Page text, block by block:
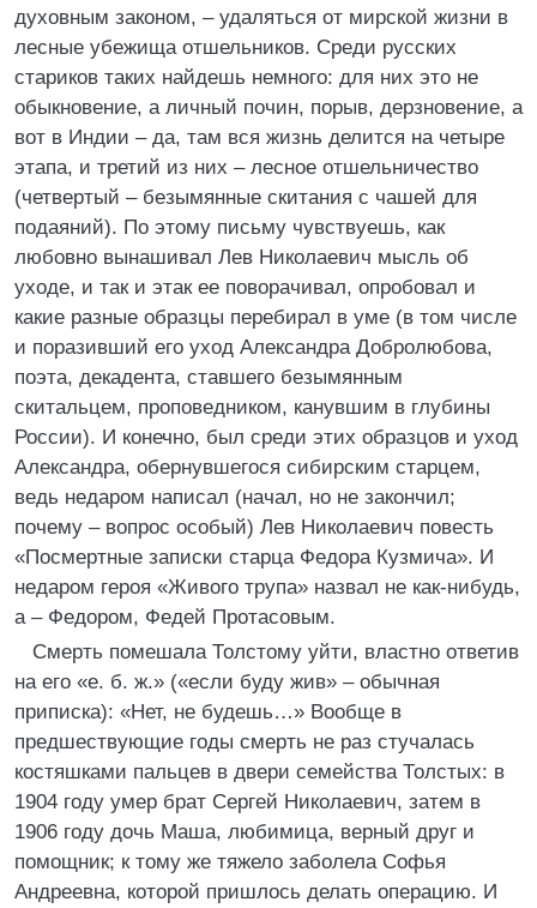
духовным законом, – удаляться от мирской жизни в
лесные убежища отшельников. Среди русских
стариков таких найдешь немного: для них это не
обыкновение, а личный почин, порыв, дерзновение, а
вот в Индии – да, там вся жизнь делится на четыре
этапа, и третий из них – лесное отшельничество
(четвертый – безымянные скитания с чашей для
подаяний). По этому письму чувствуешь, как
любовно вынашивал Лев Николаевич мысль об
уходе, и так и этак ее поворачивал, опробовал и
какие разные образцы перебирал в уме (в том числе
и поразивший его уход Александра Добролюбова,
поэта, декадента, ставшего безымянным
скитальцем, проповедником, канувшим в глубины
России). И конечно, был среди этих образцов и уход
Александра, обернувшегося сибирским старцем,
ведь недаром написал (начал, но не закончил;
почему – вопрос особый) Лев Николаевич повесть
«Посмертные записки старца Федора Кузмича». И
недаром героя «Живого трупа» назвал не как-нибудь,
а – Федором, Федей Протасовым.
Смерть помешала Толстому уйти, властно ответив
на его «е. б. ж.» («если буду жив» – обычная
приписка): «Нет, не будешь…» Вообще в
предшествующие годы смерть не раз стучалась
костяшками пальцев в двери семейства Толстых: в
1904 году умер брат Сергей Николаевич, затем в
1906 году дочь Маша, любимица, верный друг и
помощник; к тому же тяжело заболела Софья
Андреевна, которой пришлось делать операцию. И